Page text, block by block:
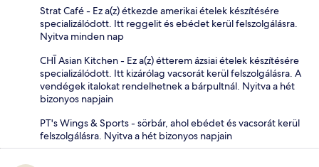
Strat Café - Ez a(z) étkezde amerikai ételek készítésére
specializálódott. Itt reggelit és ebédet kerül felszolgálásra.
Nyitva minden nap
CHĪ Asian Kitchen - Ez a(z) étterem ázsiai ételek készítésére
specializálódott. Itt kizárólag vacsorát kerül felszolgálásra. A
vendégek italokat rendelhetnek a bárpultnál. Nyitva a hét
bizonyos napjain
PT's Wings & Sports - sörbár, ahol ebédet és vacsorát kerül
felszolgálásra. Nyitva a hét bizonyos napjain